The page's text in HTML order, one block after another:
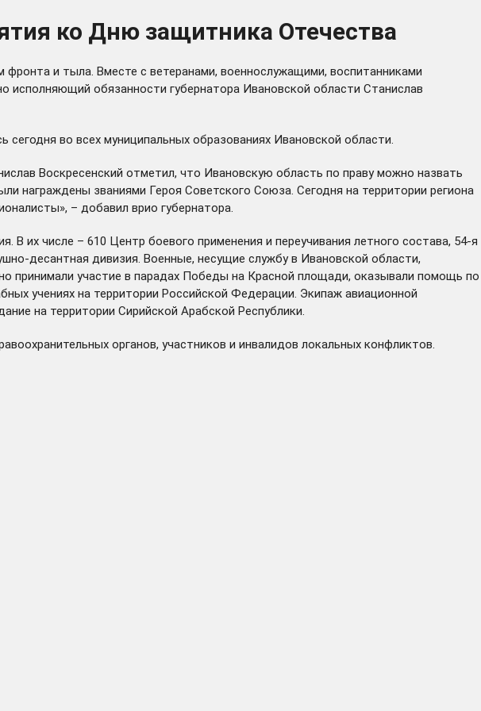
ко Дню защитника Отечества
и тыла. Вместе с ветеранами, военнослужащими, воспитанниками
исполняющий обязанности губернатора Ивановской области Станислав
во всех муниципальных образованиях Ивановской области.
Воскресенский отметил, что Ивановскую область по праву можно назвать
награждены званиями Героя Советского Союза. Сегодня на территории региона
– добавил врио губернатора.
их числе – 610 Центр боевого применения и переучивания летного состава, 54-я
десантная дивизия. Военные, несущие службу в Ивановской области,
принимали участие в парадах Победы на Красной площади, оказывали помощь по
учениях на территории Российской Федерации. Экипаж авиационной
на территории Сирийской Арабской Республики.
органов, участников и инвалидов локальных конфликтов.